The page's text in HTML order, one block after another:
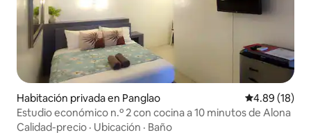
Habitación privada en Panglao Calificación
4.89 (18)
Estudio económico n.º 2 con cocina a 10 minutos de Alona
Calidad-precio · Ubicación · Baño